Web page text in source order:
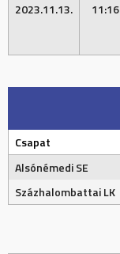
2023.11.13.
11:16
Csapat
Alsónémedi SE
Százhalombattai LK